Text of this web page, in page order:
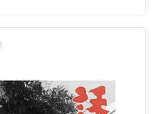
を銀座で彼と過ごす。 スケート
、ナイトクラブで踊るふたり。
仕方がない。明日結婚する女性
…